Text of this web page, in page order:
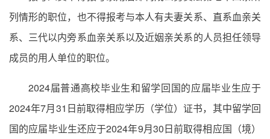
列情形的职位，也不得报考与本人有夫妻关系、直系血亲关
系、三代以内旁系血亲关系以及近姻亲关系的人员担任领导
成员的用人单位的职位。
2024届普通高校毕业生和留学回国的应届毕业生应于
2024年7月31日前取得相应学历（学位）证书，其中留学回
国的应届毕业生还应于2024年9月30日前取得相应国（境）